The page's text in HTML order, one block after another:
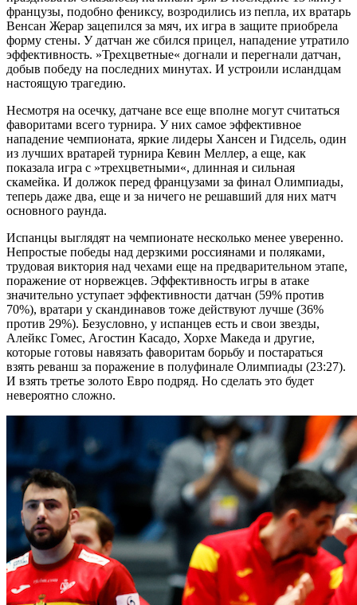
французы, подобно фениксу, возродились из пепла, их вратарь
Венсан Жерар зацепился за мяч, их игра в защите приобрела
форму стены. У датчан же сбился прицел, нападение утратило
эффективность. »Трехцветные« догнали и перегнали датчан,
добыв победу на последних минутах. И устроили исландцам
настоящую трагедию.
Несмотря на осечку, датчане все еще вполне могут считаться
фаворитами всего турнира. У них самое эффективное
нападение чемпионата, яркие лидеры Хансен и Гидсель, один
из лучших вратарей турнира Кевин Меллер, а еще, как
показала игра с »трехцветными«, длинная и сильная
скамейка. И должок перед французами за финал Олимпиады,
теперь даже два, еще и за ничего не решавший для них матч
основного раунда.
Испанцы выглядят на чемпионате несколько менее уверенно.
Непростые победы над дерзкими россиянами и поляками,
трудовая виктория над чехами еще на предварительном этапе,
поражение от норвежцев. Эффективность игры в атаке
значительно уступает эффективности датчан (59% против
70%), вратари у скандинавов тоже действуют лучше (36%
против 29%). Безусловно, у испанцев есть и свои звезды,
Алейкс Гомес, Агостин Касадо, Хорхе Македа и другие,
которые готовы навязать фаворитам борьбу и постараться
взять реванш за поражение в полуфинале Олимпиады (23:27).
И взять третье золото Евро подряд. Но сделать это будет
невероятно сложно.